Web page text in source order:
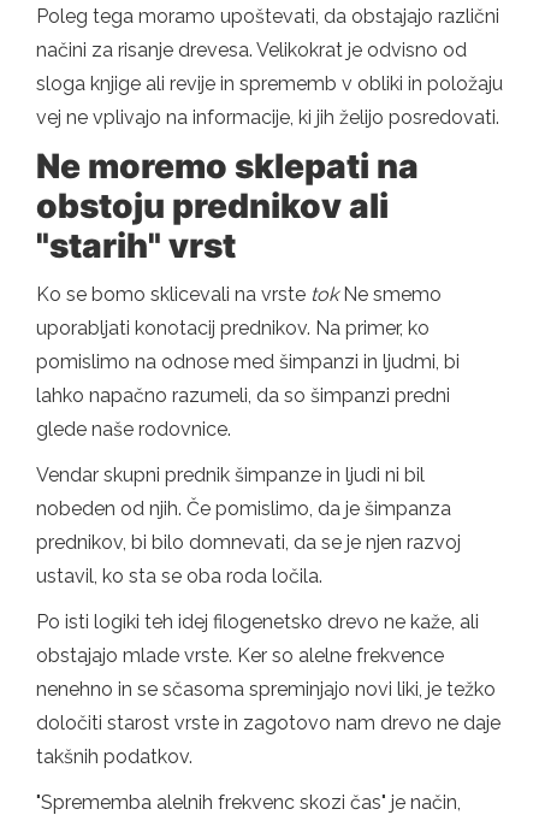
Poleg tega moramo upoštevati, da obstajajo različni
načini za risanje drevesa. Velikokrat je odvisno od
sloga knjige ali revije in sprememb v obliki in položaju
vej ne vplivajo na informacije, ki jih želijo posredovati.
Ne moremo sklepati na
obstoju prednikov ali
"starih" vrst
Ko se bomo sklicevali na vrste tokNe smemo
uporabljati konotacij prednikov. Na primer, ko
pomislimo na odnose med šimpanzi in ljudmi, bi
lahko napačno razumeli, da so šimpanzi predni
glede naše rodovnice.
Vendar skupni prednik šimpanze in ljudi ni bil
nobeden od njih. Če pomislimo, da je šimpanza
prednikov, bi bilo domnevati, da se je njen razvoj
ustavil, ko sta se oba roda ločila.
Po isti logiki teh idej filogenetsko drevo ne kaže, ali
obstajajo mlade vrste. Ker so alelne frekvence
nenehno in se sčasoma spreminjajo novi liki, je težko
določiti starost vrste in zagotovo nam drevo ne daje
takšnih podatkov.
"Sprememba alelnih frekvenc skozi čas" je način,